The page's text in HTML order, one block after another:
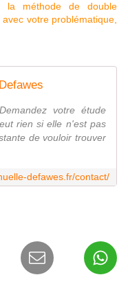
la méthode de double
votre problématique,
votre étude
rien si elle n'est pas
de vouloir trouver
defawes.fr/contact/